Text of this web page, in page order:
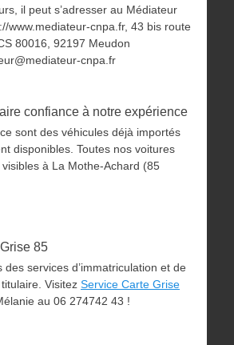
il peut s’adresser au Médiateur
www.mediateur-cnpa.fr, 43 bis route
80016, 92197 Meudon
cnpa.fr
confiance à notre expérience
sont des véhicules déjà importés
disponibles. Toutes nos voitures
à La Mothe-Achard (85
85
des services d’immatriculation et de
Visitez Service Carte Grise
au 06 274742 43 !